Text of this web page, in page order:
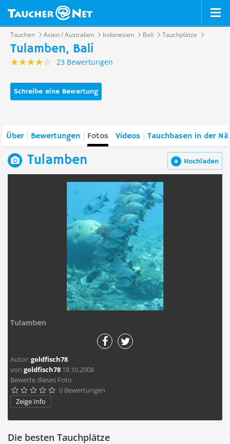
Tauchen Asien / Australien Indonesien Bali Tauchplätze
Tulamben, Bali
23 Bewertungen
Schreibe eine Bewertung
Über Bewertungen Fotos Videos Tauchbasen in der
Hochladen
Tulamben
Tulamben
Autor:goldfisch78
von goldfisch78 18.10.2008
Bewerte dieses Foto
     0 Bewertungen
Zeige Info
Die besten Tauchplätze